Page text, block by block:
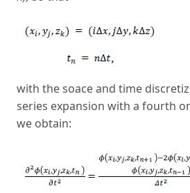
with the soace and time
series expansion with a fourth
we obtain: